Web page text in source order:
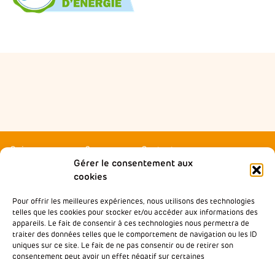
Gérer le consentement aux
cookies
Pour offrir les meilleures expériences, nous utilisons des technologies
telles que les cookies pour stocker et/ou accéder aux informations des
appareils. Le fait de consentir à ces technologies nous permettra de
traiter des données telles que le comportement de navigation ou les ID
uniques sur ce site. Le fait de ne pas consentir ou de retirer son
consentement peut avoir un effet négatif sur certaines
Qui sommes-nous ?
Nos partenaires
Nos analyses & plaidoyers
Nos actualités
Contactez-nous
Presse
Notre École de la Mobilité
Inclusive
Baromètre des Mobilités